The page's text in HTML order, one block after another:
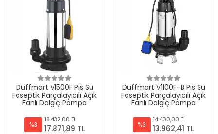
Duffmart V1500F Pis Su
Foseptik Parçalayıcılı Açık
Fanlı Dalgıç Pompa
%3
18.432,00 TL
17.871,89 TL
Duffmart V1100F-B Pis Su
Foseptik Parçalayıcılı Açık
Fanlı Dalgıç Pompa
%3
14.400,00 TL
13.962,41 TL